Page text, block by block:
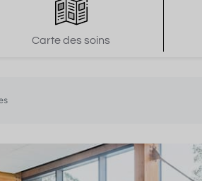
Carte des soins